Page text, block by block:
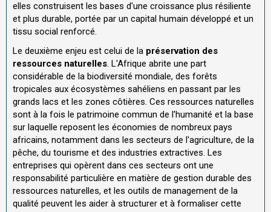
elles construisent les bases d'une croissance plus résiliente
et plus durable, portée par un capital humain développé et un
tissu social renforcé.
Le deuxième enjeu est celui de la préservation des
ressources naturelles. L'Afrique abrite une part
considérable de la biodiversité mondiale, des forêts
tropicales aux écosystèmes sahéliens en passant par les
grands lacs et les zones côtières. Ces ressources naturelles
sont à la fois le patrimoine commun de l'humanité et la base
sur laquelle reposent les économies de nombreux pays
africains, notamment dans les secteurs de l'agriculture, de la
pêche, du tourisme et des industries extractives. Les
entreprises qui opèrent dans ces secteurs ont une
responsabilité particulière en matière de gestion durable des
ressources naturelles, et les outils de management de la
qualité peuvent les aider à structurer et à formaliser cette